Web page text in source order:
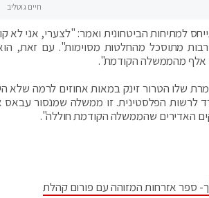
חיים גוטליב
למתיחות הביטחונית ואמר: "לצערי, אני לא
מתוסכל מהחלטות מסוימות". עם זאת,
אלף מהממשלה הקודמת".
הטרור זינק במאות אחוזים לרמה שלא
לרשות הפלסטינית. זו ממשלה שמנסור עבאס
האדירים שהממשלה הקודמת חוללה".
ספר אזרחות המזוהה עם פורום קהלת